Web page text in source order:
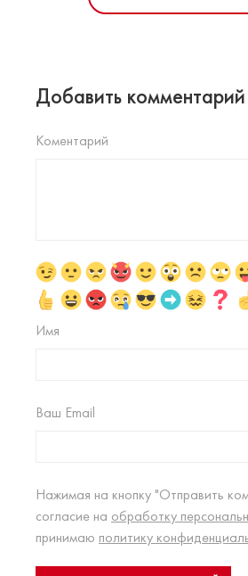
Добавить комментарий
Коментарий
Имя
Ваш Email
Нажимая на кнопку "Отправить
согласие на обработку
принимаю политику